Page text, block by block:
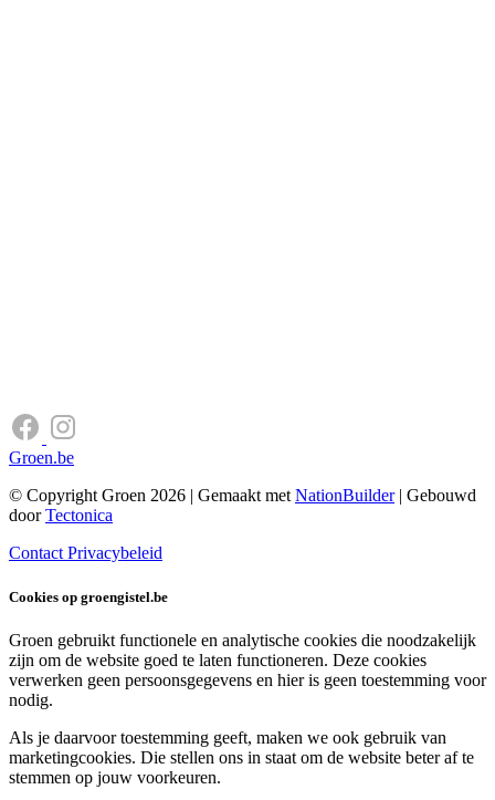
Groen.be
© Copyright Groen 2026 | Gemaakt metNationBuilder| Gebouwd
doorTectonica
ContactPrivacybeleid
Cookies op groengistel.be
Groen gebruikt functionele en analytische cookies die noodzakelijk
zijn om de website goed te laten functioneren. Deze cookies
verwerken geen persoonsgegevens en hier is geen toestemming voor
nodig.
Als je daarvoor toestemming geeft, maken we ook gebruik van
marketingcookies. Die stellen ons in staat om de website beter af te
stemmen op jouw voorkeuren.